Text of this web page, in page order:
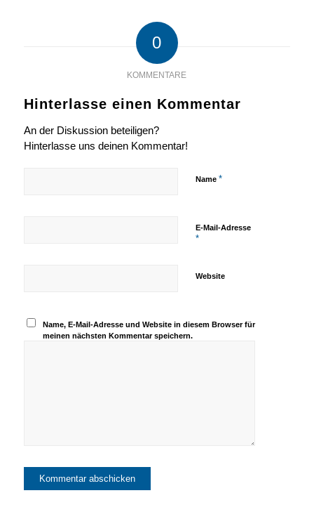
0
KOMMENTARE
Hinterlasse einen Kommentar
An der Diskussion beteiligen?
Hinterlasse uns deinen Kommentar!
Name *
E-Mail-Adresse
*
Website
Name, E-Mail-Adresse und Website in diesem Browser für
meinen nächsten Kommentar speichern.